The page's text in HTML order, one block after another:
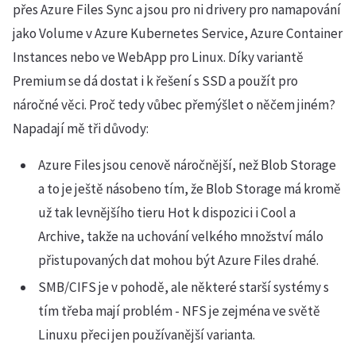
přes Azure Files Sync a jsou pro ni drivery pro namapování
jako Volume v Azure Kubernetes Service, Azure Container
Instances nebo ve WebApp pro Linux. Díky variantě
Premium se dá dostat i k řešení s SSD a použít pro
náročné věci. Proč tedy vůbec přemýšlet o něčem jiném?
Napadají mě tři důvody:
Azure Files jsou cenově náročnější, než Blob Storage
a to je ještě násobeno tím, že Blob Storage má kromě
už tak levnějšího tieru Hot k dispozici i Cool a
Archive, takže na uchování velkého množství málo
přistupovaných dat mohou být Azure Files drahé.
SMB/CIFS je v pohodě, ale některé starší systémy s
tím třeba mají problém - NFS je zejména ve světě
Linuxu přeci jen používanější varianta.